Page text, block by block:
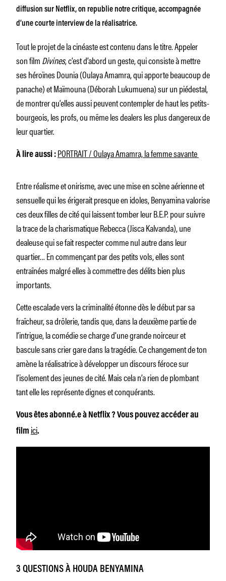
diffusion sur Netflix, on republie notre critique, accompagnée
d’une courte interview de la réalisatrice.
Tout le projet de la cinéaste est contenu dans le titre. Appeler
son filmDivines, c’est d’abord un geste, qui consiste à mettre
ses héroïnes Dounia (Oulaya Amamra, qui apporte beaucoup de
panache) et Maïmouna (Déborah Lukumuena) sur un piédestal,
de montrer qu’elles aussi peuvent contempler de haut les petits-
bourgeois, les profs, ou même les dealers les plus dangereux de
leur quartier.
À lire aussi : PORTRAIT / Oulaya Amamra, la femme savante
Entre réalisme et onirisme, avec une mise en scène aérienne et
sensuelle qui les érigerait presque en idoles, Benyamina valorise
ces deux filles de cité qui laissent tomber leur B.E.P. pour suivre
la trace de la charismatique Rebecca (Jisca Kalvanda), une
dealeuse qui se fait respecter comme nul autre dans leur
quartier… En commençant par des petits vols, elles sont
entraînées malgré elles à commettre des délits bien plus
importants.
Cette escalade vers la criminalité étonne dès le début par sa
fraîcheur, sa drôlerie, tandis que, dans la deuxième partie de
l’intrigue, la comédie se charge d’une grande noirceur et
bascule sans crier gare dans la tragédie. Ce changement de ton
amène la réalisatrice à développer un discours féroce sur
l’isolement des jeunes de cité. Mais cela n’a rien de plombant
tant elle les représente dignes et conquérants.
Vous êtes abonné.e à Netflix ? Vous pouvez accéder au
film ici.
3 QUESTIONS À HOUDA BENYAMINA